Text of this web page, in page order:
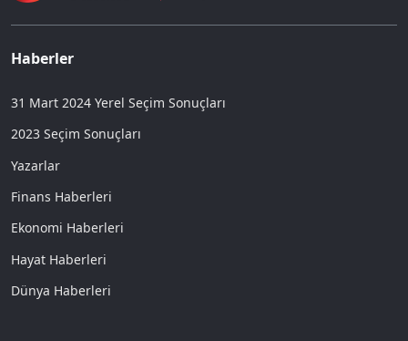
Haberler
31 Mart 2024 Yerel Seçim Sonuçları
2023 Seçim Sonuçları
Yazarlar
Finans Haberleri
Ekonomi Haberleri
Hayat Haberleri
Dünya Haberleri